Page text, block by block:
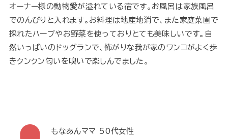
オーナー様の動物愛が溢れている宿です。お風呂は家族風呂
でのんびりと入れます。お料理は地産地消で、また家庭菜園で
採れたハーブやお野菜を使っておりとても美味しいです。自
然いっぱいのドッグランで、怖がりな我が家のワンコがよく歩
きクンクン匂いを嗅いで楽しんでました。
もなあんママ 50代女性